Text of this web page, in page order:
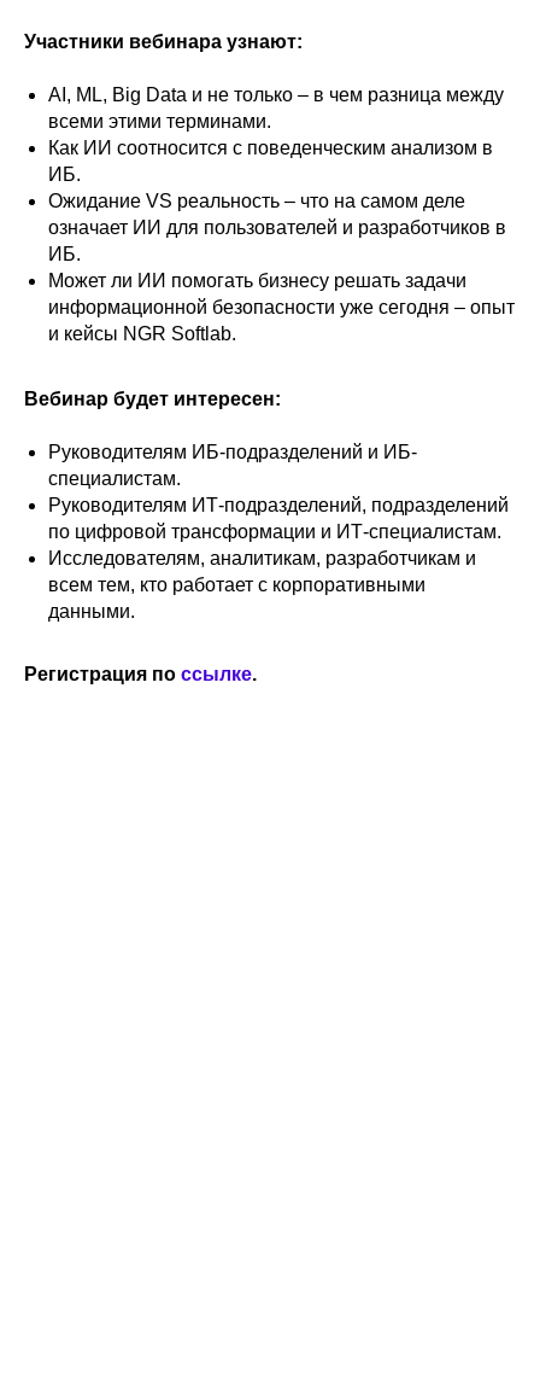
Участники вебинара узнают:
AI, ML, Big Data и не только – в чем разница между
всеми этими терминами.
Как ИИ соотносится с поведенческим анализом в
ИБ.
Ожидание VS реальность – что на самом деле
означает ИИ для пользователей и разработчиков в
ИБ.
Может ли ИИ помогать бизнесу решать задачи
информационной безопасности уже сегодня – опыт
и кейсы NGR Softlab.
Вебинар будет интересен:
Руководителям ИБ-подразделений и ИБ-
специалистам.
Руководителям ИТ-подразделений, подразделений
по цифровой трансформации и ИТ-специалистам.
Исследователям, аналитикам, разработчикам и
всем тем, кто работает с корпоративными
данными.
Регистрация по ссылке.